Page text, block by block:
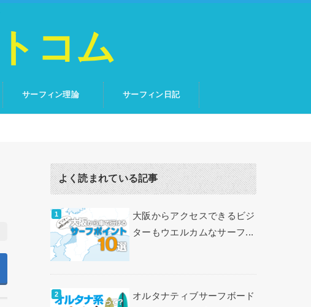
コム
サーフィン理論 サーフィン日記
よく読まれている記事
大阪からアクセスできるビジ
ターもウエルカムなサーフ...
オルタナティブサーフボード